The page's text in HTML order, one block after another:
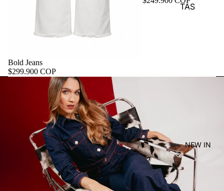
TAS
NEW IN
Bold Jeans
$299.900 COP